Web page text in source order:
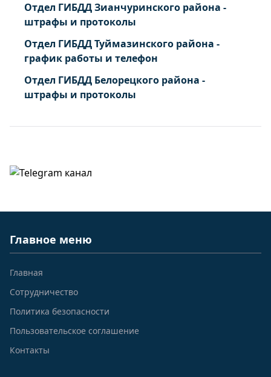
Отдел ГИБДД Зианчуринского района -
штрафы и протоколы
Отдел ГИБДД Туймазинского района -
график работы и телефон
Отдел ГИБДД Белорецкого района -
штрафы и протоколы
Главное меню
Главная
Сотрудничество
Политика безопасности
Пользовательское соглашение
Контакты